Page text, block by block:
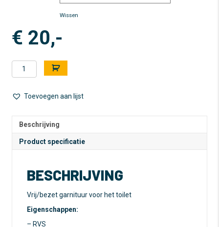
Wissen
€ 20,-
Vrij/bezet
garnituur
-
l
e
n
t
i
:
Toevoegen aan lijst
Beschrijving
Product specificatie
BESCHRIJVING
Vrij/bezet garnituur voor het toilet
Eigenschappen:
– RVS